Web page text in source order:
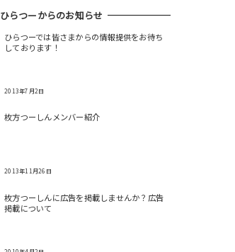
ひらつーからのお知らせ
ひらつーでは皆さまからの情報提供をお待ち
しております！
2013年7月2日
枚方つーしんメンバー紹介
2013年11月26日
枚方つーしんに広告を掲載しませんか？広告
掲載について